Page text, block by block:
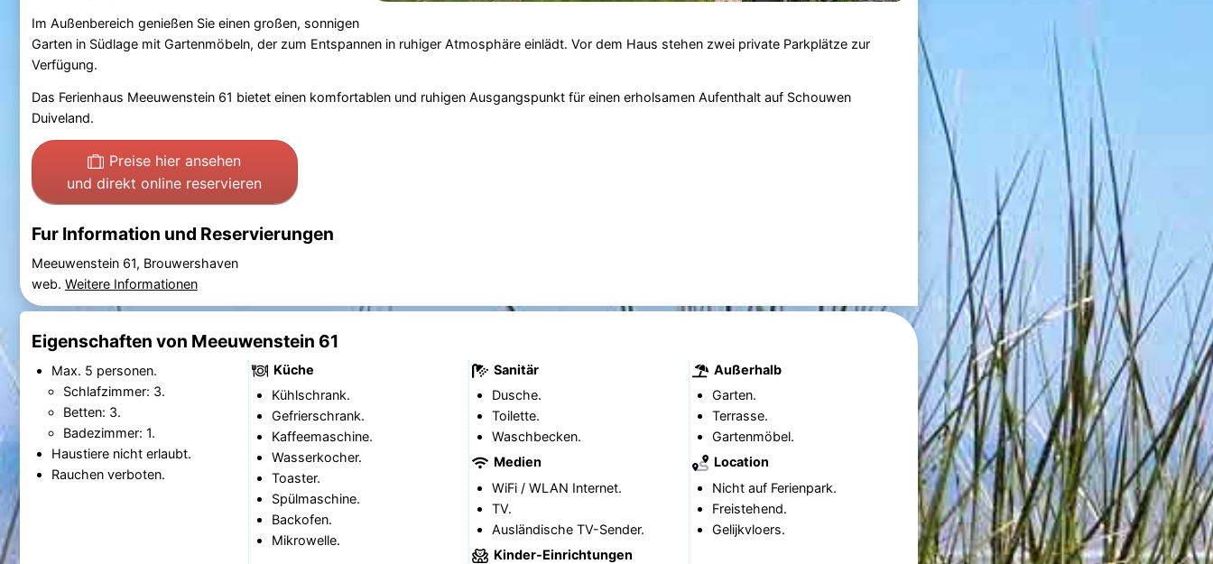
Im Außenbereich genießen Sie einen großen, sonnigen
Garten in Südlage mit Gartenmöbeln, der zum Entspannen in ruhiger Atmosphäre einlädt. Vor dem Haus stehen zwei private Parkplätze zur
Verfügung.
Das Ferienhaus Meeuwenstein 61 bietet einen komfortablen und ruhigen Ausgangspunkt für einen erholsamen Aufenthalt auf Schouwen
Duiveland.
Preise hier ansehen
und direkt online reservieren
Fur Information und Reservierungen
Meeuwenstein 61, Brouwershaven
web. Weitere Informationen
Eigenschaften von Meeuwenstein 61
Max. 5 personen.
Schlafzimmer: 3.
Betten: 3.
Badezimmer: 1.
Haustiere nicht erlaubt.
Rauchen verboten.
Küche
Kühlschrank.
Gefrierschrank.
Kaffeemaschine.
Wasserkocher.
Toaster.
Spülmaschine.
Backofen.
Mikrowelle.
Sanitär
Dusche.
Toilette.
Waschbecken.
Medien
WiFi / WLAN Internet.
TV.
Ausländische TV-Sender.
Kinder-Einrichtungen
Außerhalb
Garten.
Terrasse.
Gartenmöbel.
Location
Nicht auf Ferienpark.
Freistehend.
Gelijkvloers.